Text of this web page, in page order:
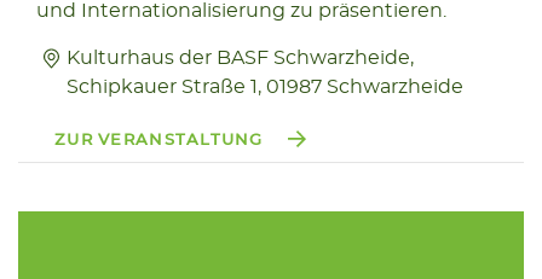
und Internationalisierung zu präsentieren.
Kulturhaus der BASF Schwarzheide,
Schipkauer Straße 1, 01987 Schwarzheide
ZUR VERANSTALTUNG